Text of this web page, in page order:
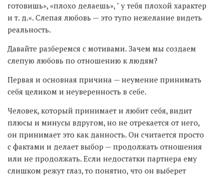
готовишь», «плохо делаешь», " у тебя плохой характер
и т. д.«. Слепая любовь — это тупо нежелание видеть
реальность.
Давайте разберемся с мотивами. Зачем мы создаем
слепую любовь по отношению к людям?
Первая и основная причина — неумение принимать
себя целиком и неуверенность в себе.
Человек, который принимает и любит себя, видит
плюсы и минусы вдругом, но не отрекается от него,
он принимает это как данность. Он считается просто
с фактами и делает выбор — продолжать отношения
или не продолжать. Если недостатки партнера ему
слишком режут глаз, то понятно, что он выберет